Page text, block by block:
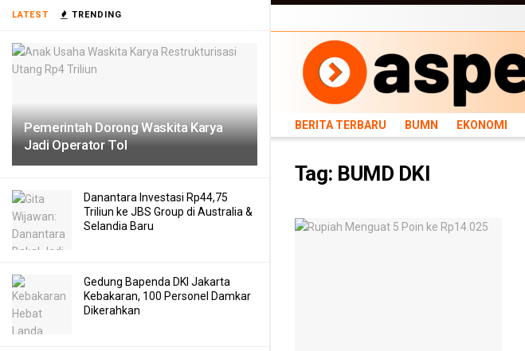
LATEST TRENDING
Pemerintah Dorong Waskita Karya
Jadi Operator Tol
Danantara Investasi Rp44,75
Triliun ke JBS Group di Australia &
Selandia Baru
Gedung Bapenda DKI Jakarta
Kebakaran, 100 Personel Damkar
Dikerahkan
BERITA TERBARU BUMN EKONOMI
Tag: BUMD DKI